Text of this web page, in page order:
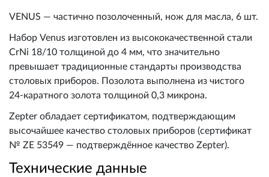
VENUS — частично позолоченный, нож для масла, 6 шт.
Набор Venus изготовлен из высококачественной стали
CrNi 18/10 толщиной до 4 мм, что значительно
превышает традиционные стандарты производства
столовых приборов. Позолота выполнена из чистого
24-каратного золота толщиной 0,3 микрона.
Zepter обладает сертификатом, подтверждающим
высочайшее качество столовых приборов (сертификат
№ ZE 53549 — подтверждённое качество Zepter).
Технические данные